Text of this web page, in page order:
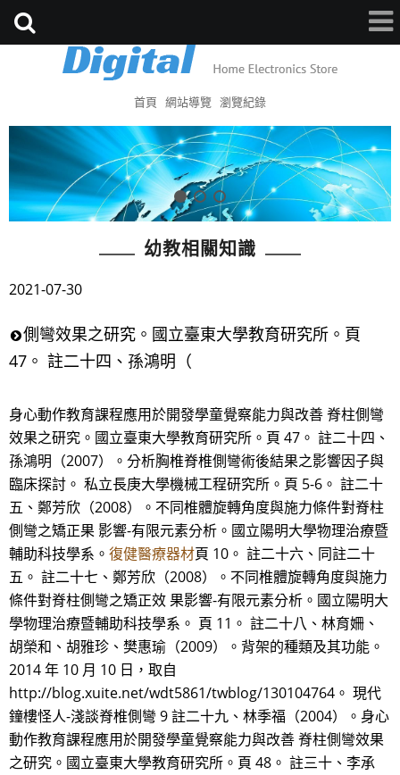
首頁 網站導覽 瀏覽紀錄
幼教相關知識
2021-07-30
側彎效果之研究。國立臺東大學教育研究所。頁
47。 註二十四、孫鴻明（
身心動作教育課程應用於開發學童覺察能力與改善 脊柱側彎
效果之研究。國立臺東大學教育研究所。頁 47。 註二十四、
孫鴻明（2007）。分析胸椎脊椎側彎術後結果之影響因子與
臨床探討。 私立長庚大學機械工程研究所。頁 5-6。 註二十
五、鄭芳欣（2008）。不同椎體旋轉角度與施力條件對脊柱
側彎之矯正果 影響-有限元素分析。國立陽明大學物理治療暨
輔助科技學系。 復健醫療器材頁 10。 註二十六、同註二十
五。 註二十七、鄭芳欣（2008）。不同椎體旋轉角度與施力
條件對脊柱側彎之矯正效 果影響-有限元素分析。國立陽明大
學物理治療暨輔助科技學系。 頁 11。 註二十八、林育姍、
胡榮和、胡雅珍、樊惠瑜（2009）。背架的種類及其功能。
2014 年 10 月 10 日，取自
http://blog.xuite.net/wdt5861/twblog/130104764。 現代
鐘樓怪人-淺談脊椎側彎 9 註二十九、林季福（2004）。身心
動作教育課程應用於開發學童覺察能力與改善 脊柱側彎效果
之研究。國立臺東大學教育研究所。頁 48。 註三十、李承